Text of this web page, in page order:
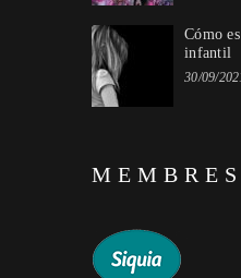
Cómo
infantil
30/09/